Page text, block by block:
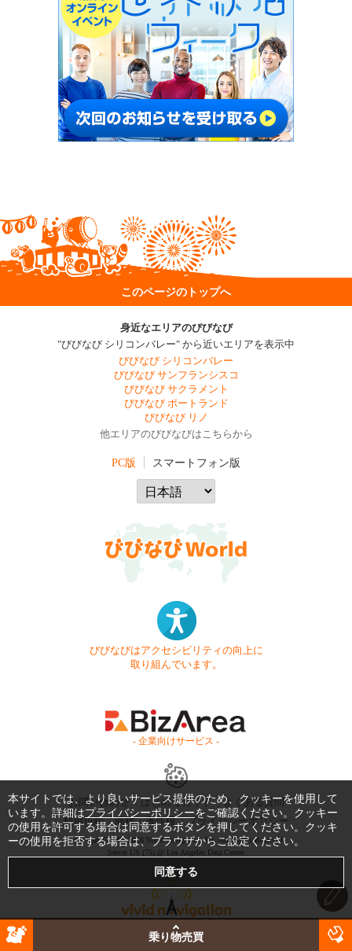
このページのトップへ
身近なエリアのびびなび
"びびなび シリコンバレー" から近いエリアを表示中
びびなび シリコンバレー
びびなび サンフランシスコ
びびなび サクラメント
びびなび ポートランド
びびなび リノ
他エリアのびびなびはこちらから
PC版 スマートフォン版
びびなびはアクセシビリティの向上に
取り組んでいます。
- 企業向けサービス -
お問い合わせ はじめてガイド
よくある質問
利用規約
商標・著作権 プライバシーポリシー
Copyright © 1999-2026 Vivid Navigation, Inc. All Rights Reserved.
Server US (75) @ Los Angeles Data Center
乗り物売買
本サイトでは、より良いサービス提供のため、クッキーを使用して
います。詳細はプライバシーポリシーをご確認ください。クッキー
の使用を許可する場合は同意するボタンを押してください。クッキ
ーの使用を拒否する場合は、ブラウザからご設定ください。